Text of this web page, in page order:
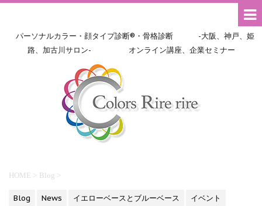
パーソナルカラー・顔タイプ診断®・骨格診断 -大阪、神戸、姫
路、加古川サロン- オンライン講座、企業セミナー
HOME > Blog >
Blog News イエローベースとブルーベース
イベント